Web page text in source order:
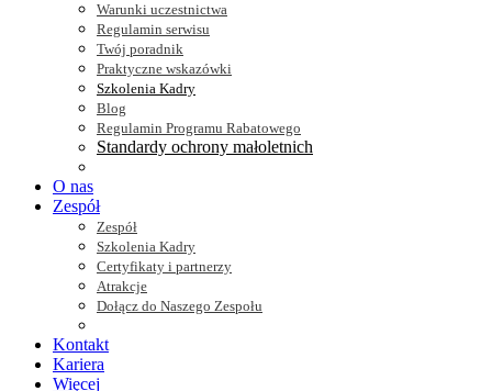
Warunki uczestnictwa
Regulamin serwisu
Twój poradnik
Praktyczne wskazówki
Szkolenia Kadry
Blog
Regulamin Programu Rabatowego
Standardy ochrony małoletnich
O nas
Zespół
Zespół
Szkolenia Kadry
Certyfikaty i partnerzy
Atrakcje
Dołącz do Naszego Zespołu
Kontakt
Kariera
Więcej